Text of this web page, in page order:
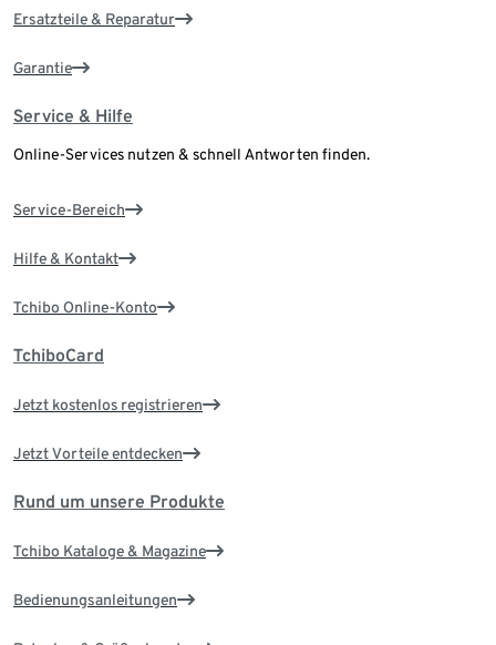
Ersatzteile & Reparatur
Garantie
Service & Hilfe
Online-Services nutzen & schnell Antworten finden.
Service-Bereich
Hilfe & Kontakt
Tchibo Online-Konto
TchiboCard
Jetzt kostenlos registrieren
Jetzt Vorteile entdecken
Rund um unsere Produkte
Tchibo Kataloge & Magazine
Bedienungsanleitungen